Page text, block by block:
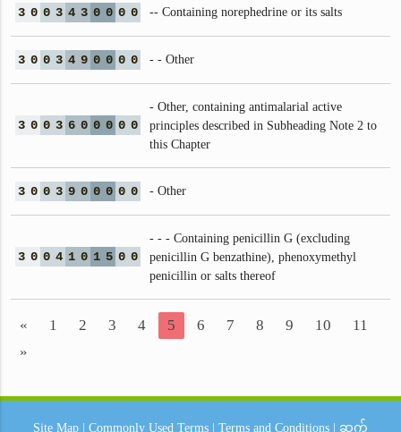
3 0 0 3 4 3 0 0 0 0 -- Containing norephedrine or its salts
3 0 0 3 4 9 0 0 0 0 - - Other
3 0 0 3 6 0 0 0 0 0
- Other, containing antimalarial active
principles described in Subheading Note 2 to
this Chapter
3 0 0 3 9 0 0 0 0 0 - Other
3 0 0 4 1 0 1 5 0 0
- - - Containing penicillin G (excluding
penicillin G benzathine), phenoxymethyl
penicillin or salts thereof
« 1 2 3 4 5 6 7 8 9 10
11
»
Site Map Commonly Used Terms Terms and Conditions ဆက်